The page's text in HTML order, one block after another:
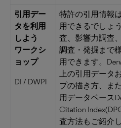
引用デー
タを利用
しよう
ワークシ
ョップ
DI / DWPI
特許の引用情報
用できるでしょ
査、影響力調査
調査・発掘まで
用できます。
上の引用データ
プの描き方、ま
用データベース
Citation
査方法もご紹介